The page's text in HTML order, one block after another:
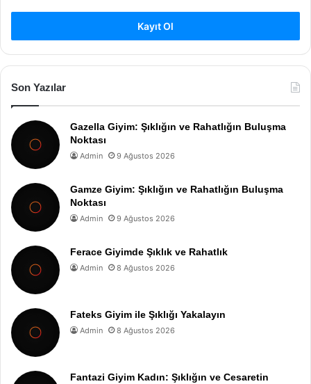
Kayıt Ol
Son Yazılar
Gazella Giyim: Şıklığın ve Rahatlığın Buluşma
Noktası
Admin 9 Ağustos 2026
Gamze Giyim: Şıklığın ve Rahatlığın Buluşma
Noktası
Admin 9 Ağustos 2026
Ferace Giyimde Şıklık ve Rahatlık
Admin 8 Ağustos 2026
Fateks Giyim ile Şıklığı Yakalayın
Admin 8 Ağustos 2026
Fantazi Giyim Kadın: Şıklığın ve Cesaretin